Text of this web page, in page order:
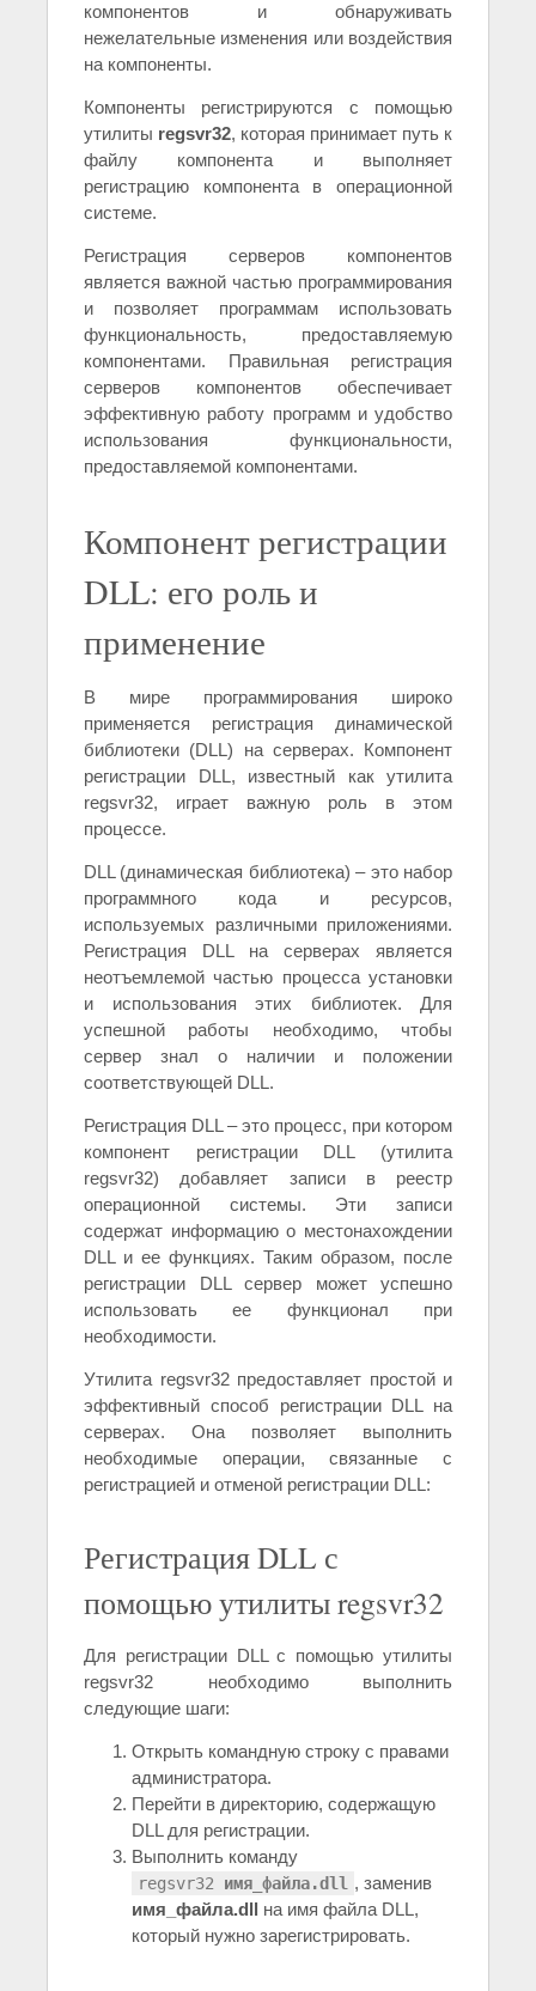
компонентов и обнаруживать
нежелательные изменения или воздействия
на компоненты.
Компоненты регистрируются с помощью
утилиты regsvr32, которая принимает путь к
файлу компонента и выполняет
регистрацию компонента в операционной
системе.
Регистрация серверов компонентов
является важной частью программирования
и позволяет программам использовать
функциональность, предоставляемую
компонентами. Правильная регистрация
серверов компонентов обеспечивает
эффективную работу программ и удобство
использования функциональности,
предоставляемой компонентами.
Компонент регистрации
DLL: его роль и
применение
В мире программирования широко
применяется регистрация динамической
библиотеки (DLL) на серверах. Компонент
регистрации DLL, известный как утилита
regsvr32, играет важную роль в этом
процессе.
DLL (динамическая библиотека) – это набор
программного кода и ресурсов,
используемых различными приложениями.
Регистрация DLL на серверах является
неотъемлемой частью процесса установки
и использования этих библиотек. Для
успешной работы необходимо, чтобы
сервер знал о наличии и положении
соответствующей DLL.
Регистрация DLL – это процесс, при котором
компонент регистрации DLL (утилита
regsvr32) добавляет записи в реестр
операционной системы. Эти записи
содержат информацию о местонахождении
DLL и ее функциях. Таким образом, после
регистрации DLL сервер может успешно
использовать ее функционал при
необходимости.
Утилита regsvr32 предоставляет простой и
эффективный способ регистрации DLL на
серверах. Она позволяет выполнить
необходимые операции, связанные с
регистрацией и отменой регистрации DLL:
Регистрация DLL с
помощью утилиты regsvr32
Для регистрации DLL с помощью утилиты
regsvr32 необходимо выполнить
следующие шаги:
Открыть командную строку с правами
администратора.
Перейти в директорию, содержащую
DLL для регистрации.
Выполнить команду
regsvr32 имя_файла.dll , заменив
имя_файла.dll
на имя файла DLL,
который нужно зарегистрировать.